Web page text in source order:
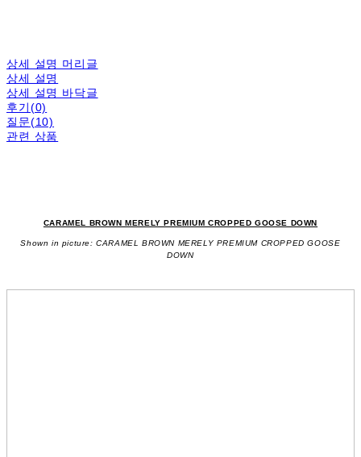
상세 설명 머리글
상세 설명
상세 설명 바닥글
후기(0)
질문(10)
관련 상품
CARAMEL BROWN MERELY PREMIUM CROPPED GOOSE DOWN
Shown in picture: CARAMEL BROWN MERELY PREMIUM CROPPED GOOSE
DOWN